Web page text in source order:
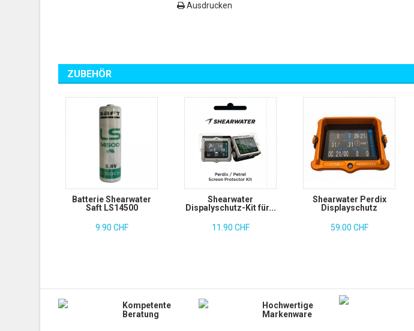
Ausdrucken
ZUBEHÖR
Batterie Shearwater
Saft LS14500
9.90 CHF
Shearwater
Dispalyschutz-Kit für...
11.90 CHF
Shearwater Perdix
Displayschutz
59.00 CHF
Kompetente
Beratung
Hochwertige
Markenware